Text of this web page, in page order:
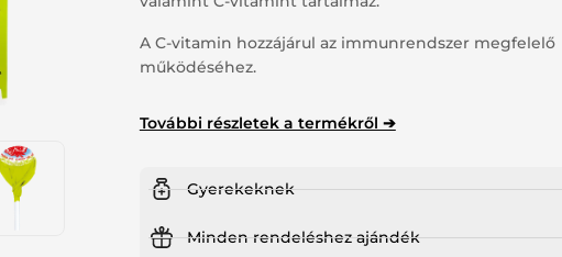
Speciális támogatás
A C-vitamin hozzájárul az immunrendszer megfelelő
működéséhez.
További részletek a termékről ➔
Gyerekeknek
Minden rendeléshez ajándék